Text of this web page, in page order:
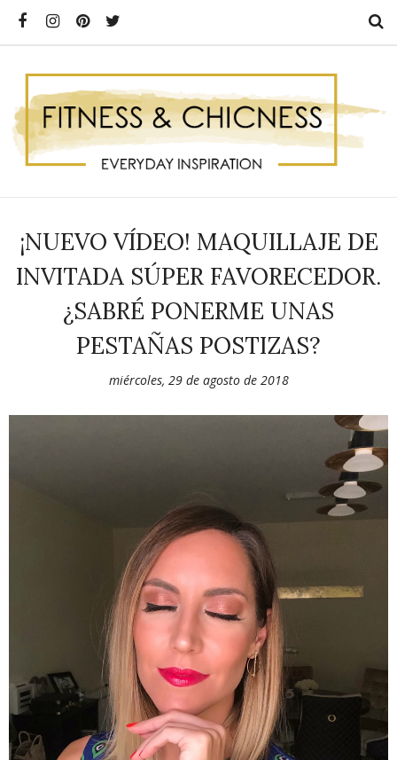
¡NUEVO VÍDEO! MAQUILLAJE DE
INVITADA SÚPER FAVORECEDOR.
¿SABRÉ PONERME UNAS
PESTAÑAS POSTIZAS?
miércoles, 29 de agosto de 2018